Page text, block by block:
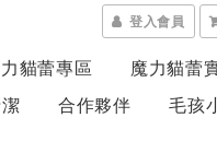
登入會員
貓蕾專區
魔力貓蕾
合作夥伴 毛孩